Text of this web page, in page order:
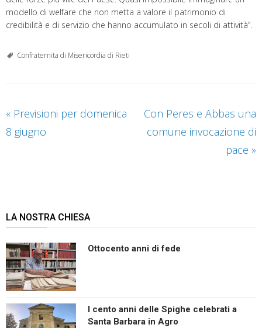
modello di welfare che non metta a valore il patrimonio di
credibilità e di servizio che hanno accumulato in secoli di attività”.
Confraternita di Misericordia di Rieti
« Previsioni per domenica
8 giugno
Con Peres e Abbas una
comune invocazione di
pace »
LA NOSTRA CHIESA
Ottocento anni di fede
I cento anni delle Spighe celebrati a
Santa Barbara in Agro